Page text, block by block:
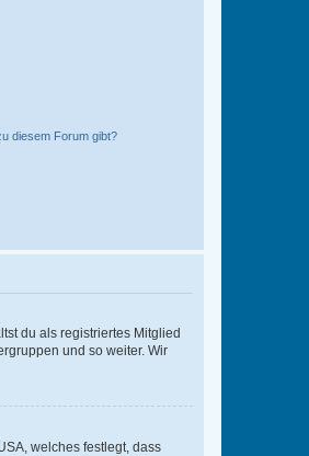
diesem Forum gibt?
du als registriertes Mitglied
und so weiter. Wir
welches festlegt, dass